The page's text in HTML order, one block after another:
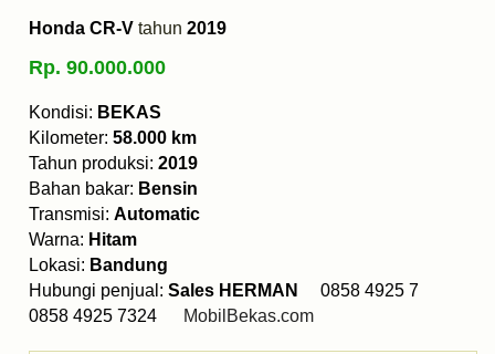
Honda CR-V tahun 2019
Rp. 90.000.000
Kondisi: BEKAS
Kilometer: 58.000 km
Tahun produksi: 2019
Bahan bakar: Bensin
Transmisi: Automatic
Warna: Hitam
Lokasi: Bandung
Hubungi penjual: Sales HERMAN
0858 4925 7
0858 4925 7324
MobilBekas.com